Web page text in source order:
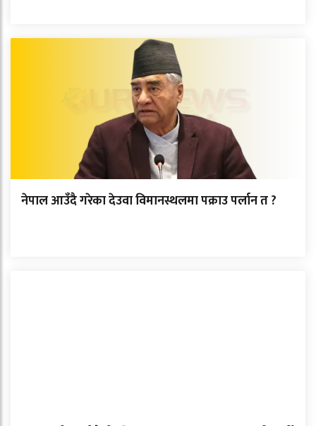
नेपाल आउँदै गरेका देउवा विमानस्थलमा पक्राउ पर्लान त ?